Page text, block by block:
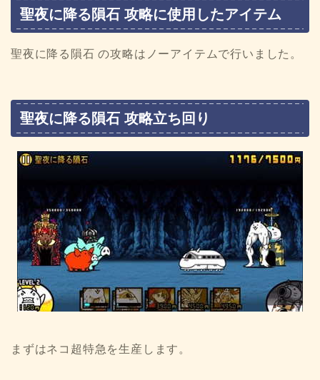
聖夜に降る隕石 攻略に使用したアイテム
聖夜に降る隕石 の攻略はノーアイテムで行いました。
聖夜に降る隕石 攻略立ち回り
まずはネコ超特急を生産します。